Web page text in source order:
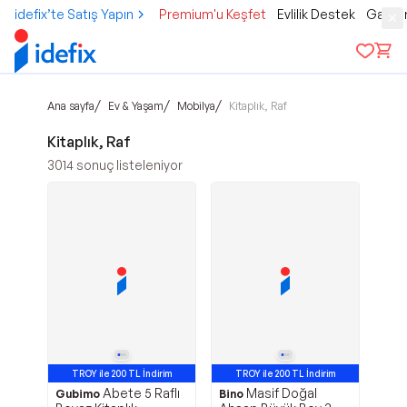
idefix’te Satış Yapın Premium'u Keşfet Evlilik Destek
Ana sayfa/ Ev & Yaşam/ Mobilya/ Kitaplık, Raf
Kitaplık, Raf
3014 sonuç listeleniyor
TROY ile 200 TL İndirim
Gubimo Abete 5 Raflı
TROY ile 200 TL İndirim
Bino Masif Doğal